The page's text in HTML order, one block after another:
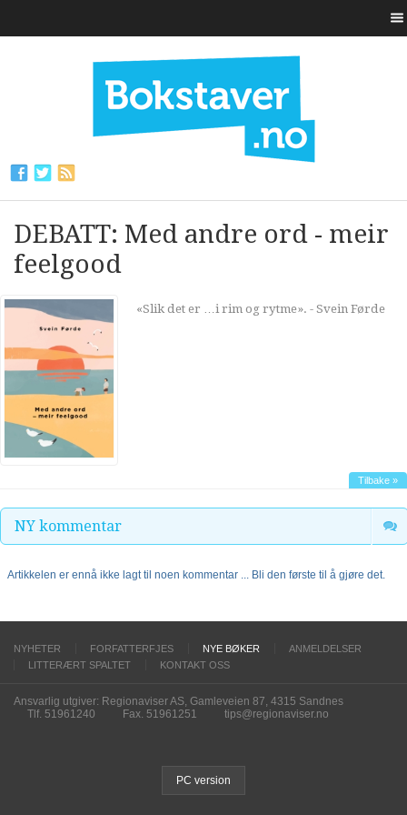
DEBATT: Med andre ord - meir
feelgood
«Slik det er …i rim og rytme». - Svein Førde
Tilbake »
NY kommentar
Artikkelen er ennå ikke lagt til noen kommentar ... Bli den første til å gjøre det.
NYHETER FORFATTERFJES NYE BØKER
ANMELDELSER
LITTERÆRT SPALTET
KONTAKT OSS
Ansvarlig utgiver: Regionaviser AS, Gamleveien 87, 4315 Sandnes
Tlf. 51961240
Fax. 51961251 tips@regionaviser.no
PC version